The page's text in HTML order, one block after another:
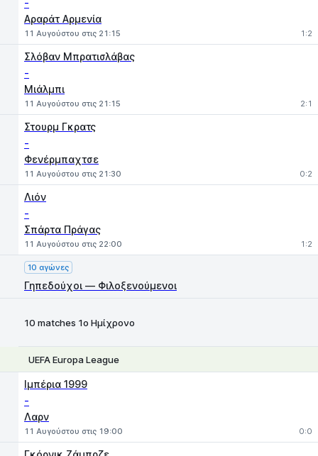
-
Αραράτ Αρμενία
11 Αυγούστου στις 21:15 1:2
Σλόβαν Μπρατισλάβας
-
Μιάλμπι
11 Αυγούστου στις 21:15 2:1
Στουρμ Γκρατς
-
Φενέρμπαχτσε
11 Αυγούστου στις 21:30 0:2
Λιόν
-
Σπάρτα Πράγας
11 Αυγούστου στις 22:00 1:2
10 αγώνες
Γηπεδούχοι — Φιλοξενούμενοι
10 matches 1ο Ημίχρονο
UEFA Europa League
Ιμπέρια 1999
-
Λαρν
11 Αυγούστου στις 19:00 0:0